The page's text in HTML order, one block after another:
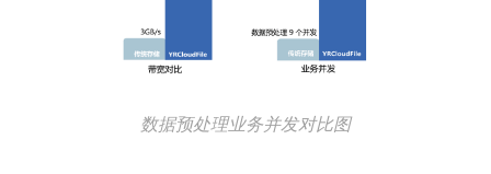
数据预处理业务并发对比图